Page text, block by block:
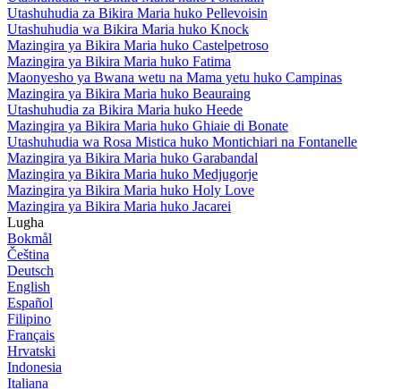
Utashuhudia za Bikira Maria huko Pellevoisin
Utashuhudia wa Bikira Maria huko Knock
Mazingira ya Bikira Maria huko Castelpetroso
Mazingira ya Bikira Maria huko Fatima
Maonyesho ya Bwana wetu na Mama yetu huko Campinas
Mazingira ya Bikira Maria huko Beauraing
Utashuhudia za Bikira Maria huko Heede
Mazingira ya Bikira Maria huko Ghiaie di Bonate
Utashuhudia wa Rosa Mistica huko Montichiari na Fontanelle
Mazingira ya Bikira Maria huko Garabandal
Mazingira ya Bikira Maria huko Medjugorje
Mazingira ya Bikira Maria huko Holy Love
Mazingira ya Bikira Maria huko Jacarei
Lugha
Bokmål
Čeština
Deutsch
English
Español
Filipino
Français
Hrvatski
Indonesia
Italiana